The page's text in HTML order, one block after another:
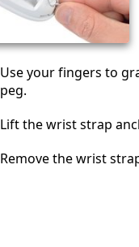
Use your fingers to
peg.
Lift the wrist strap
Remove the wrist